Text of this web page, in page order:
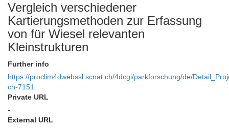
Vergleich verschiedener
Kartierungsmethoden zur Erfassung
von für Wiesel relevanten
Kleinstrukturen
Further info
https://proclim4dwebssl.scnat.ch/4dcgi/parkforschung/de/
ch-7151
Private URL
-
External URL